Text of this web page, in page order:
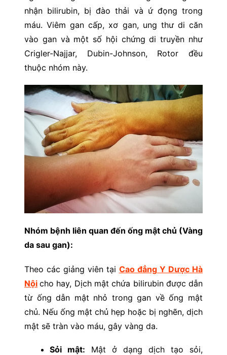
nhận bilirubin, bị đào thải và ứ đọng trong
máu. Viêm gan cấp, xơ gan, ung thư di căn
vào gan và một số hội chứng di truyền như
Crigler-Najjar, Dubin-Johnson, Rotor đều
thuộc nhóm này.
Nhóm bệnh liên quan đến ống mật chủ (Vàng
da sau gan):
Theo các giảng viên tại Cao đẳng Y Dược Hà
Nội cho hay, Dịch mật chứa bilirubin được dẫn
từ ống dẫn mật nhỏ trong gan về ống mật
chủ. Nếu ống mật chủ hẹp hoặc bị nghẽn, dịch
mật sẽ tràn vào máu, gây vàng da.
Sỏi mật: Mật ở dạng dịch tạo sỏi,